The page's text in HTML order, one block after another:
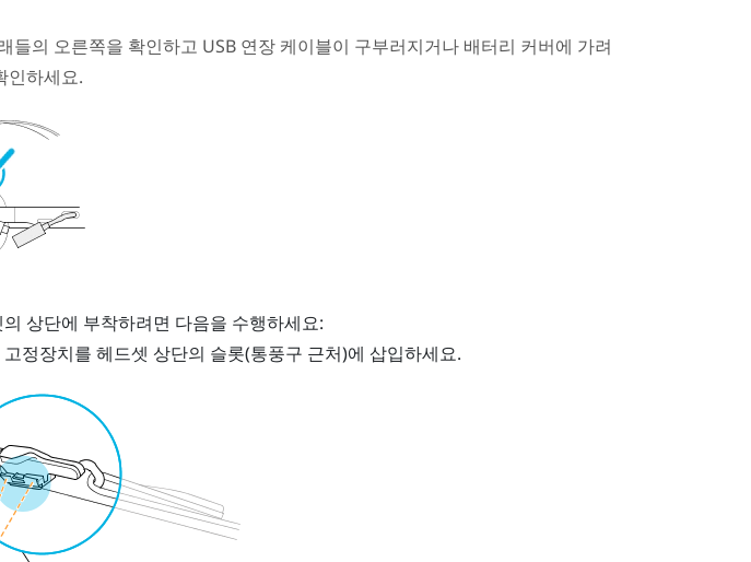
들의 오른쪽을 확인하고 USB 연장 케이블이 구부러지거나 배터리 커버에 가려
인하세요.
상단에 부착하려면 다음을 수행하세요:
정장치를 헤드셋 상단의 슬롯(통풍구 근처)에 삽입하세요.